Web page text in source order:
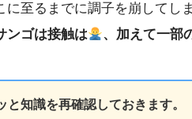
至るまでに調子を崩してし
ンゴは接触は 、加えて一部
知識を再確認しておきます。